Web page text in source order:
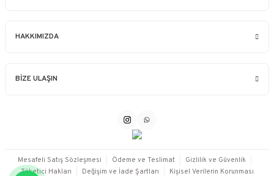
HAKKIMIZDA
BİZE ULAŞIN
Mesafeli Satış Sözleşmesi Ödeme ve Teslimat
Gizlilik ve Güvenlik
Tüketici Hakları
Değişim ve İade Şartları Kişisel Verilerin Korunması